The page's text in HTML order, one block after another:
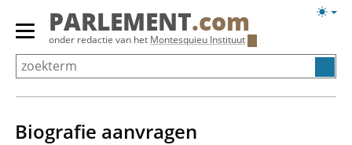
Overslaan
Primair
menu
tonen/verbergen
PARLEMENT.com
onder redactie van het Montesquieu Instituut
Biografie aanvragen